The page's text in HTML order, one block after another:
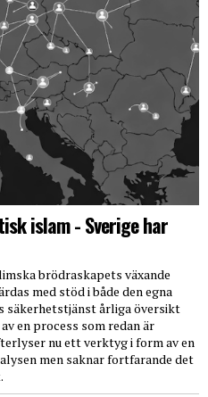
islam - Sverige har
brödraskapets växande
med stöd i både den egna
säkerhetstjänst årliga översikt
en process som redan är
nu ett verktyg i form av en
men saknar fortfarande det